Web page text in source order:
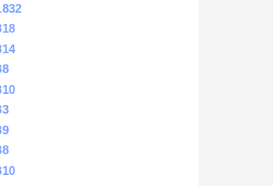
32
18
14
8
10
3
9
8
10